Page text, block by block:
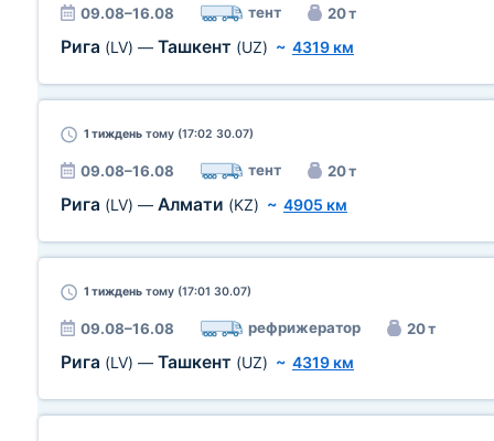
09.08–16.08 тент 20 т
Рига (LV) — Ташкент (UZ) ~ 4319 км
1 тиждень тому (17:02 30.07)
09.08–16.08 тент 20 т
Рига (LV) — Алмати (KZ) ~ 4905 км
1 тиждень тому (17:01 30.07)
09.08–16.08 рефрижератор 20 т
Рига (LV) — Ташкент (UZ) ~ 4319 км